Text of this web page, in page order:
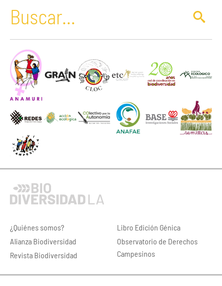
¿Quiénes somos?
Alianza Biodiversidad
Revista Biodiversidad
Libro Edición Génica
Observatorio de Derechos
Campesinos